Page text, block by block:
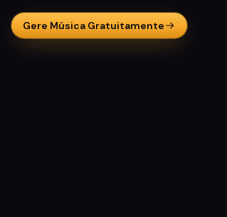
Gere Música Gratuitamente